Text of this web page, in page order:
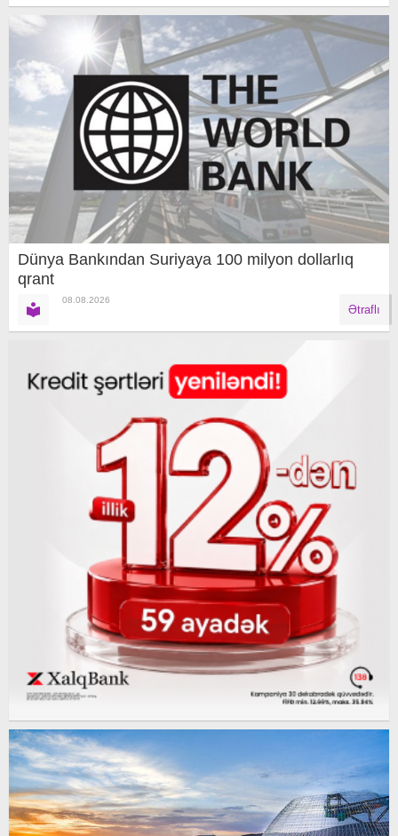
Dünya Bankından Suriyaya 100 milyon dollarlıq
qrant
08.08.2026
Ətraflı